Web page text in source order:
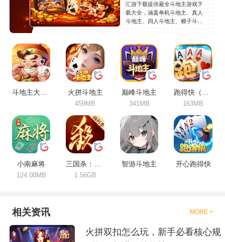
汇游下载提供最全斗地主游戏下
载大全，涵盖单机斗地主、真人
斗地主、四人斗地主、赖子斗地
游戏，支持安卓苹果免费下载，
安全稳定，持续更新。
斗地主大作战 火拼斗地主
459MB
巅峰斗地主
341MB 163MB
小南麻将
124.00MB
三国杀：一将成名
1.56GB
智游斗地主 开心跑得快
相关资讯 MORE +
火拼双扣怎么玩，新手必看核心规